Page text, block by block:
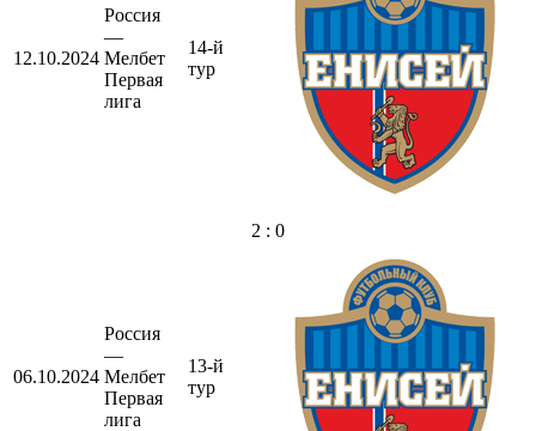
12.10.2024
Россия
—
Мелбет
Первая
лига
14-й
тур
06.10.2024
Россия
—
Мелбет
Первая
лига
13-й
тур
2 : 0